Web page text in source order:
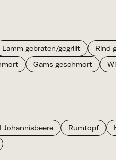
Lamm gebraten/gegrillt Rind
Gams geschmort
Johannisbeere Rumtopf